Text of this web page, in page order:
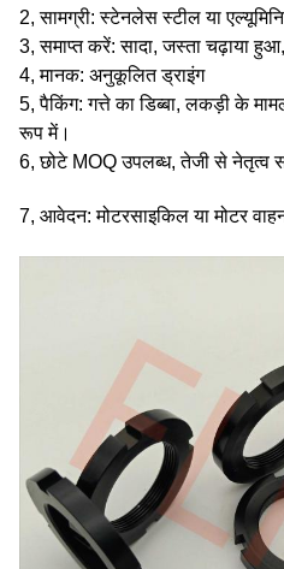
2, सामग्री: स्टेनलेस स्टील या
3, समाप्त करें: सादा, जस्ता चढ़ाया
4, मानक: अनुकूलित ड्राइंग
5, पैकिंग: गत्ते का डिब्बा, लकड़ी के
रूप में।
6, छोटे MOQ उपलब्ध, तेजी से नेतृत्व
7, आवेदन: मोटरसाइकिल या मोटर